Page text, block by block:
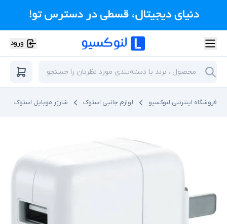
ورود
فروشگاه اینترنتی لنوکسیو لوازم جانبی استوک شارژر موبایل استوک